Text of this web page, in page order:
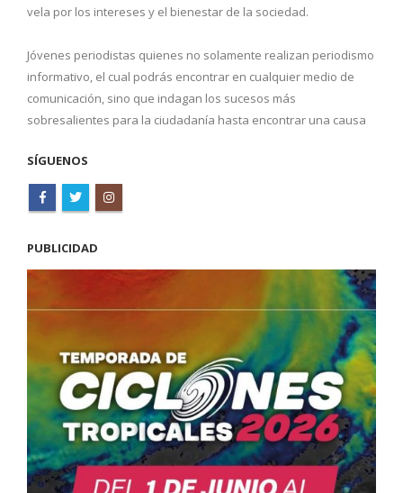
vela por los intereses y el bienestar de la sociedad.
Jóvenes periodistas quienes no solamente realizan periodismo
informativo, el cual podrás encontrar en cualquier medio de
comunicación, sino que indagan los sucesos más
sobresalientes para la ciudadanía hasta encontrar una causa
SÍGUENOS
PUBLICIDAD